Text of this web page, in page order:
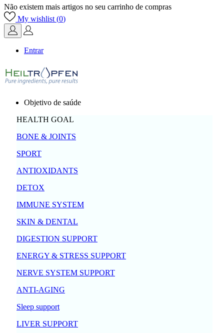
Não existem mais artigos no seu carrinho de compras
My wishlist (0)
Entrar
Objetivo de saúde
HEALTH GOAL
BONE & JOINTS
SPORT
ANTIOXIDANTS
DETOX
IMMUNE SYSTEM
SKIN & DENTAL
DIGESTION SUPPORT
ENERGY & STRESS SUPPORT
NERVE SYSTEM SUPPORT
ANTI-AGING
Sleep support
LIVER SUPPORT